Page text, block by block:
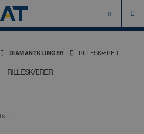
DIAMANTKLINGER RILLESKÆRER
RILLESKÆRER